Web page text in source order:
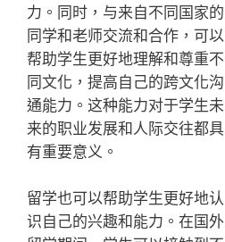
力。同时，与来自不同国家的
同学和老师交流和合作，可以
帮助学生更好地理解和尊重不
同文化，提高自己的跨文化沟
通能力。这种能力对于学生未
来的职业发展和人际交往都具
有重要意义。
留学也可以帮助学生更好地认
识自己的兴趣和能力。在国外